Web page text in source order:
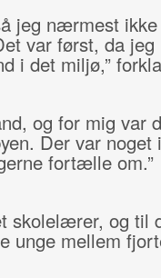
jeg nærmest
var først, da
i det miljø,”
og for mig var
Der var noget
fortælle om.”
skolelærer, og til
unge mellem